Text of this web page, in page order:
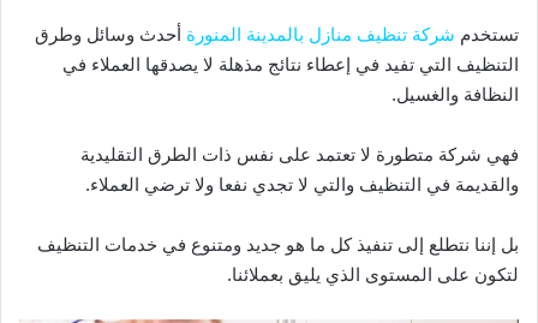
تستخدم شركة تنظيف منازل بالمدينة المنورة أحدث وسائل وطرق
التنظيف التي تفيد في إعطاء نتائج مذهلة لا يصدقها العملاء في
النظافة والغسيل.
فهي شركة متطورة لا تعتمد على نفس ذات الطرق التقليدية
والقديمة في التنظيف والتي لا تجدي نفعا ولا ترضي العملاء.
بل إننا نتطلع إلى تنفيذ كل ما هو جديد ومتنوع في خدمات التنظيف
لتكون على المستوى الذي يليق بعملائنا.